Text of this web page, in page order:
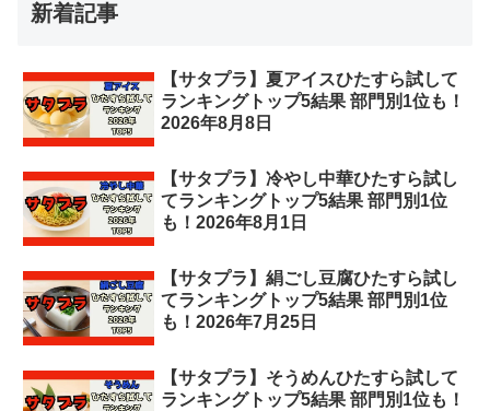
新着記事
【サタプラ】夏アイスひたすら試して
ランキングトップ5結果 部門別1位も！
2026年8月8日
【サタプラ】冷やし中華ひたすら試し
てランキングトップ5結果 部門別1位
も！2026年8月1日
【サタプラ】絹ごし豆腐ひたすら試し
てランキングトップ5結果 部門別1位
も！2026年7月25日
【サタプラ】そうめんひたすら試して
ランキングトップ5結果 部門別1位も！